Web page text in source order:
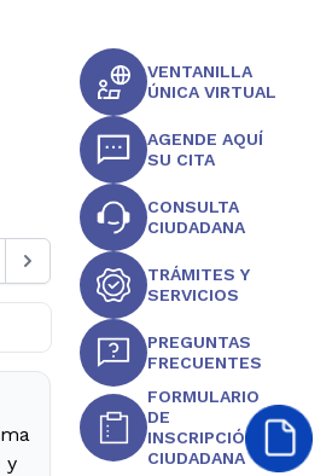
y
VENTANILLA
ÚNICA VIRTUAL
AGENDE AQUÍ
SU CITA
CONSULTA
CIUDADANA
TRÁMITES Y
SERVICIOS
PREGUNTAS
FRECUENTES
FORMULARIO
DE
INSCRIPCIÓN
CIUDADANA